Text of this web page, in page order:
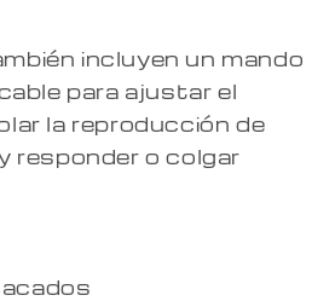
incluyen un mando
para ajustar el
la reproducción de
responder o colgar